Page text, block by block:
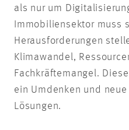
als nur um
Immobiliensektor muss
Herausforderungen
Klimawandel,
Fachkräftemangel.
ein Umdenken und
Lösungen.